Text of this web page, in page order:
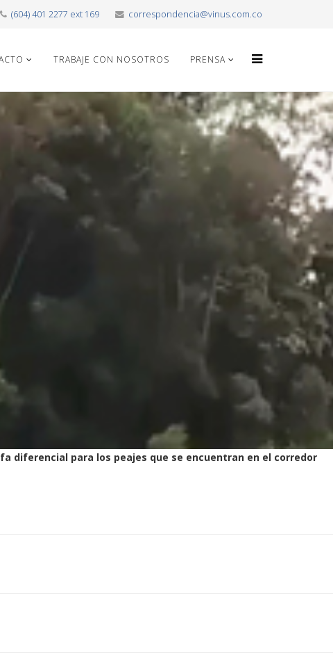
(604) 401 2277 ext 169 correspondencia@vinus.com.co
TRABAJE CON NOSOTROS PRENSA
diferencial para los peajes que se encuentran en el corredor